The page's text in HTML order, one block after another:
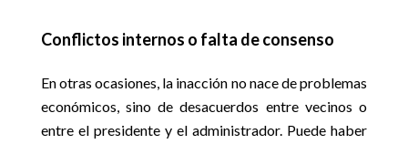
Conflictos internos o falta de consenso
En otras ocasiones, la inacción no nace de problemas
económicos, sino de desacuerdos entre vecinos o
entre el presidente y el administrador. Puede haber